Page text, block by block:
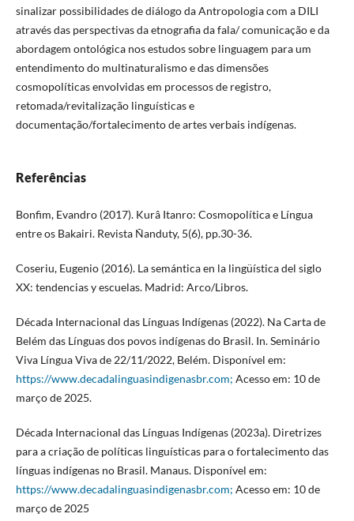
sinalizar possibilidades de diálogo da Antropologia com a DILI
através das perspectivas da etnografia da fala/ comunicação e da
abordagem ontológica nos estudos sobre linguagem para um
entendimento do multinaturalismo e das dimensões
cosmopolíticas envolvidas em processos de registro,
retomada/revitalização linguísticas e
documentação/fortalecimento de artes verbais indígenas.
Referências
Bonfim, Evandro (2017). Kurâ Itanro: Cosmopolítica e Língua
entre os Bakairi. Revista Ñanduty, 5(6), pp.30-36.
Coseriu, Eugenio (2016). La semántica en la lingüística del siglo
XX: tendencias y escuelas. Madrid: Arco/Libros.
Década Internacional das Línguas Indígenas (2022). Na Carta de
Belém das Línguas dos povos indígenas do Brasil. In. Seminário
Viva Língua Viva de 22/11/2022, Belém. Disponível em:
https://www.decadalinguasindigenasbr.com; Acesso em: 10 de
março de 2025.
Década Internacional das Línguas Indígenas (2023a). Diretrizes
para a criação de políticas linguísticas para o fortalecimento das
línguas indígenas no Brasil. Manaus. Disponível em:
https://www.decadalinguasindigenasbr.com; Acesso em: 10 de
março de 2025